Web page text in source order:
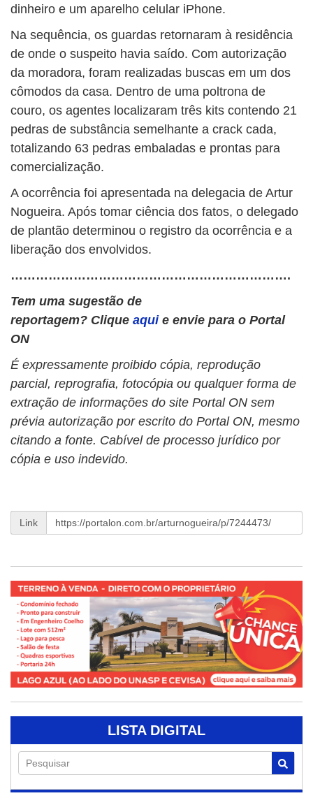
dinheiro e um aparelho celular iPhone.
Na sequência, os guardas retornaram à residência
de onde o suspeito havia saído. Com autorização
da moradora, foram realizadas buscas em um dos
cômodos da casa. Dentro de uma poltrona de
couro, os agentes localizaram três kits contendo 21
pedras de substância semelhante a crack cada,
totalizando 63 pedras embaladas e prontas para
comercialização.
A ocorrência foi apresentada na delegacia de Artur
Nogueira. Após tomar ciência dos fatos, o delegado
de plantão determinou o registro da ocorrência e a
liberação dos envolvidos.
………………………………………………………….
Tem uma sugestão de
reportagem? Clique aqui e envie para o Portal
ON
É expressamente proibido cópia, reprodução
parcial, reprografia, fotocópia ou qualquer forma de
extração de informações do site Portal ON sem
prévia autorização por escrito do Portal ON, mesmo
citando a fonte. Cabível de processo jurídico por
cópia e uso indevido.
Link
LISTA DIGITAL
Pesquisar